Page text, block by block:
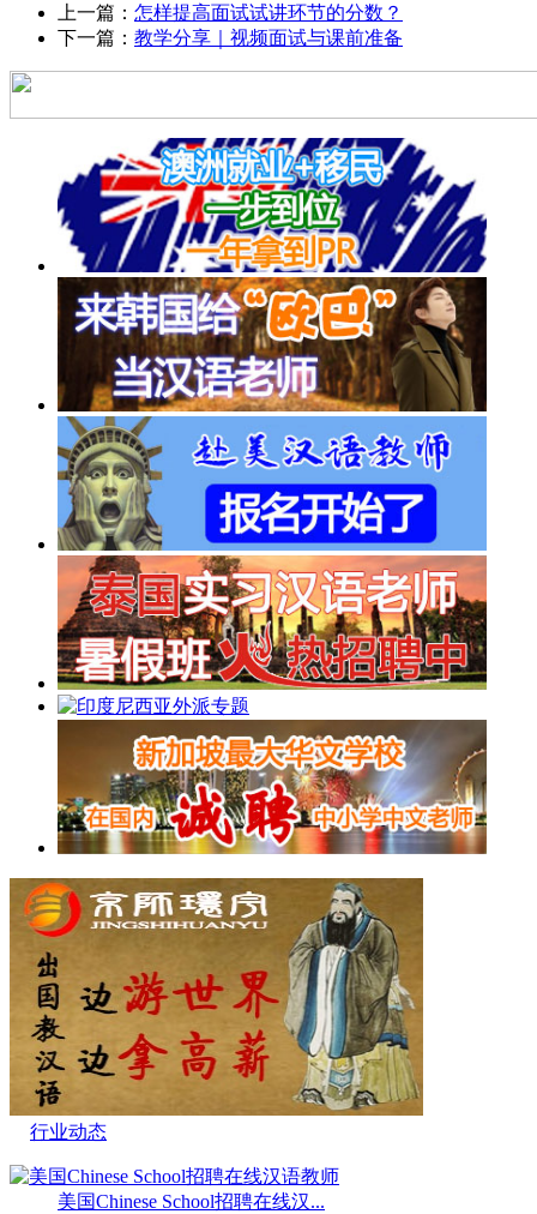
上一篇： 怎样提高面试试讲环节的分数？
下一篇： 教学分享｜视频面试与课前准备
行业动态
美国Chinese School招聘在线汉...